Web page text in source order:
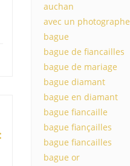
auchan
avec un photographe
bague
bague de fiancailles
bague de mariage
bague diamant
bague en diamant
bague fiancaille
bague fiançailles
bague fiancailles
bague or